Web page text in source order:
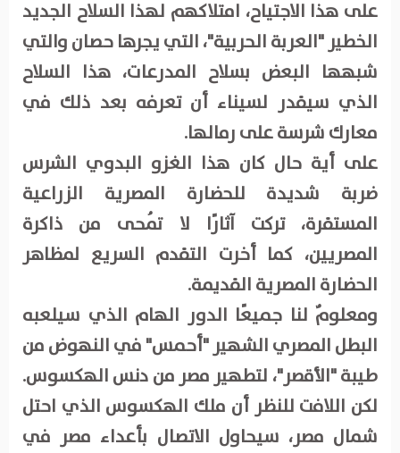
على هذا الاجتياح، امتلاكهم لهذا السلاح الجديد
الخطير "العربة الحربية"، التي يجرها حصان والتي
شبهها البعض بسلاح المدرعات، هذا السلاح
الذي سيقدر لسيناء أن تعرفه بعد ذلك في
معارك شرسة على رمالها.
على أية حال كان هذا الغزو البدوي الشرس
ضربة شديدة للحضارة المصرية الزراعية
المستقرة، تركت آثارًا لا تُمحى من ذاكرة
المصريين، كما أخرت التقدم السريع لمظاهر
الحضارة المصرية القديمة.
ومعلومٌ لنا جميعًا الدور الهام الذي سيلعبه
البطل المصري الشهير "أحمس" في النهوض من
طيبة "الأقصر"، لتطهير مصر من دنس الهكسوس.
لكن اللافت للنظر أن ملك الهكسوس الذي احتل
شمال مصر، سيحاول الاتصال بأعداء مصر في